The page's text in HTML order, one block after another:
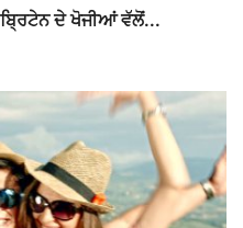
ਬ੍ਰਿਟੇਨ ਦੇ ਖੋਜੀਆਂ ਵੱਲੋਂ...